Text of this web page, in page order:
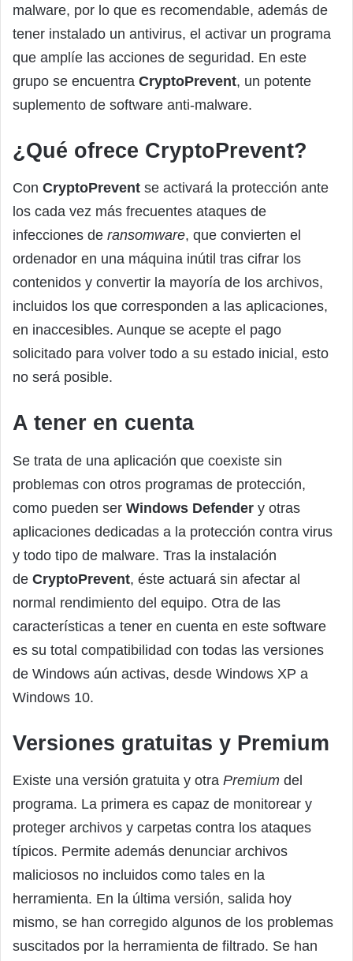
malware, por lo que es recomendable, además de
tener instalado un antivirus, el activar un programa
que amplíe las acciones de seguridad. En este
grupo se encuentra CryptoPrevent, un potente
suplemento de software anti-malware.
¿Qué ofrece CryptoPrevent?
Con CryptoPrevent se activará la protección ante
los cada vez más frecuentes ataques de
infecciones de ransomware, que convierten el
ordenador en una máquina inútil tras cifrar los
contenidos y convertir la mayoría de los archivos,
incluidos los que corresponden a las aplicaciones,
en inaccesibles. Aunque se acepte el pago
solicitado para volver todo a su estado inicial, esto
no será posible.
A tener en cuenta
Se trata de una aplicación que coexiste sin
problemas con otros programas de protección,
como pueden ser Windows Defender y otras
aplicaciones dedicadas a la protección contra virus
y todo tipo de malware. Tras la instalación
de CryptoPrevent, éste actuará sin afectar al
normal rendimiento del equipo. Otra de las
características a tener en cuenta en este software
es su total compatibilidad con todas las versiones
de Windows aún activas, desde Windows XP a
Windows 10.
Versiones gratuitas y Premium
Existe una versión gratuita y otra Premium del
programa. La primera es capaz de monitorear y
proteger archivos y carpetas contra los ataques
típicos. Permite además denunciar archivos
maliciosos no incluidos como tales en la
herramienta. En la última versión, salida hoy
mismo, se han corregido algunos de los problemas
suscitados por la herramienta de filtrado. Se han